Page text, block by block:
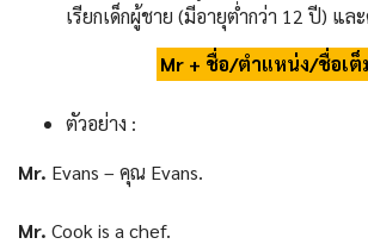
เรียกเด็กผู้ชาย (มีอายุต่ำกว่า 12 ปี) แล
Mr + ชื่อ/ตำแหน่ง/ชื่อเต็
ตัวอย่าง :
Mr. Evans – คุณ Evans.
Mr. Cook is a chef.